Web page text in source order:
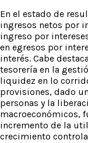
En el estado de
ingresos netos por
ingreso por
en egresos por
interés. Cabe
tesorería en la
liquidez en lo
provisiones, dado
personas y la
macroeconómicos,
incremento de la
crecimiento